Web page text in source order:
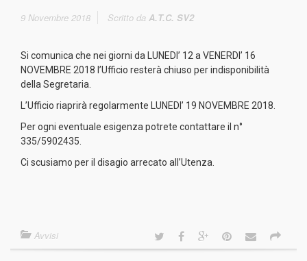
9 Novembre 2018 Scritto da A.T.C. SV2
Si comunica che nei giorni da LUNEDI’ 12 a VENERDI’ 16
NOVEMBRE 2018 l’Ufficio resterà chiuso per indisponibilità
della Segretaria.
L’Ufficio riaprirà regolarmente LUNEDI’ 19 NOVEMBRE 2018.
Per ogni eventuale esigenza potrete contattare il n°
335/5902435.
Ci scusiamo per il disagio arrecato all’Utenza.
Avvisi